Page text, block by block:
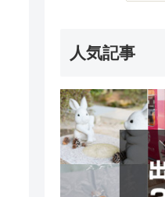
人気記事